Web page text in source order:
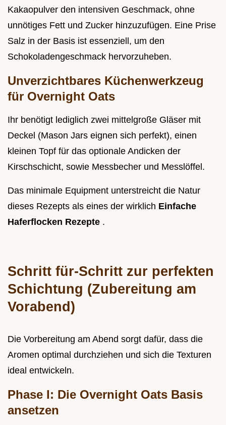
Kakaopulver den intensiven Geschmack, ohne
unnötiges Fett und Zucker hinzuzufügen. Eine Prise
Salz in der Basis ist essenziell, um den
Schokoladengeschmack hervorzuheben.
Unverzichtbares Küchenwerkzeug
für Overnight Oats
Ihr benötigt lediglich zwei mittelgroße Gläser mit
Deckel (Mason Jars eignen sich perfekt), einen
kleinen Topf für das optionale Andicken der
Kirschschicht, sowie Messbecher und Messlöffel.
Das minimale Equipment unterstreicht die Natur
dieses Rezepts als eines der wirklich Einfache
Haferflocken Rezepte .
Schritt für-Schritt zur perfekten
Schichtung (Zubereitung am
Vorabend)
Die Vorbereitung am Abend sorgt dafür, dass die
Aromen optimal durchziehen und sich die Texturen
ideal entwickeln.
Phase I: Die Overnight Oats Basis
ansetzen